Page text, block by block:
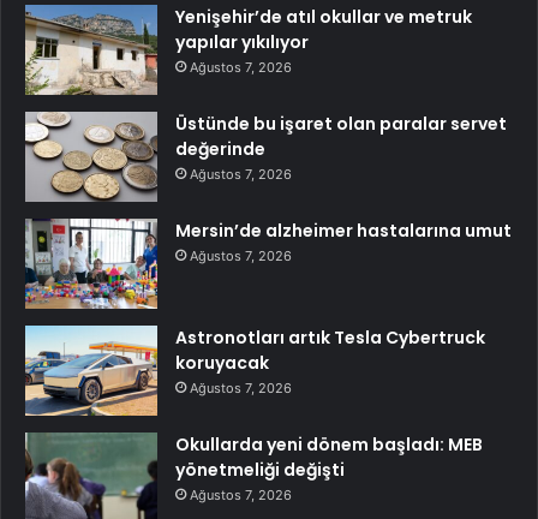
Yenişehir’de atıl okullar ve metruk
yapılar yıkılıyor
Ağustos 7, 2026
Üstünde bu işaret olan paralar servet
değerinde
Ağustos 7, 2026
Mersin’de alzheimer hastalarına umut
Ağustos 7, 2026
Astronotları artık Tesla Cybertruck
koruyacak
Ağustos 7, 2026
Okullarda yeni dönem başladı: MEB
yönetmeliği değişti
Ağustos 7, 2026